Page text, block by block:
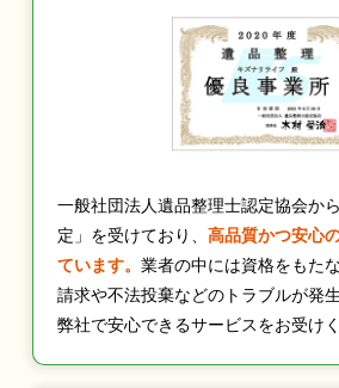
一般社団法人遺品整理士認定協会か
定」を受けており、 高品質かつ安心
ています。 業者の中には資格をもた
請求や不法投棄などのトラブルが発
弊社で安心できるサービスをお受けく